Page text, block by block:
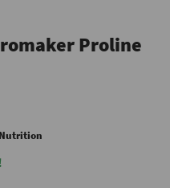
Proline
Nutrition